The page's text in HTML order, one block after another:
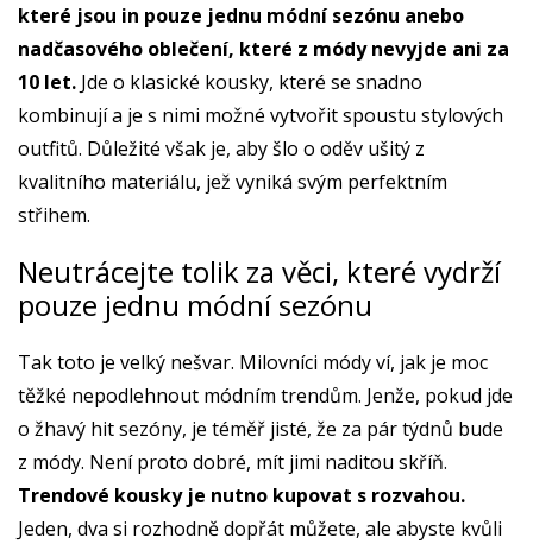
které jsou in pouze jednu módní sezónu anebo
nadčasového oblečení, které z módy nevyjde ani za
10 let. Jde o klasické kousky, které se snadno
kombinují a je s nimi možné vytvořit spoustu stylových
outfitů. Důležité však je, aby šlo o oděv ušitý z
kvalitního materiálu, jež vyniká svým perfektním
střihem.
Neutrácejte tolik za věci, které vydrží
pouze jednu módní sezónu
Tak toto je velký nešvar. Milovníci módy ví, jak je moc
těžké nepodlehnout módním trendům. Jenže, pokud jde
o žhavý hit sezóny, je téměř jisté, že za pár týdnů bude
z módy. Není proto dobré, mít jimi naditou skříň.
Trendové kousky je nutno kupovat s rozvahou.
Jeden, dva si rozhodně dopřát můžete, ale abyste kvůli